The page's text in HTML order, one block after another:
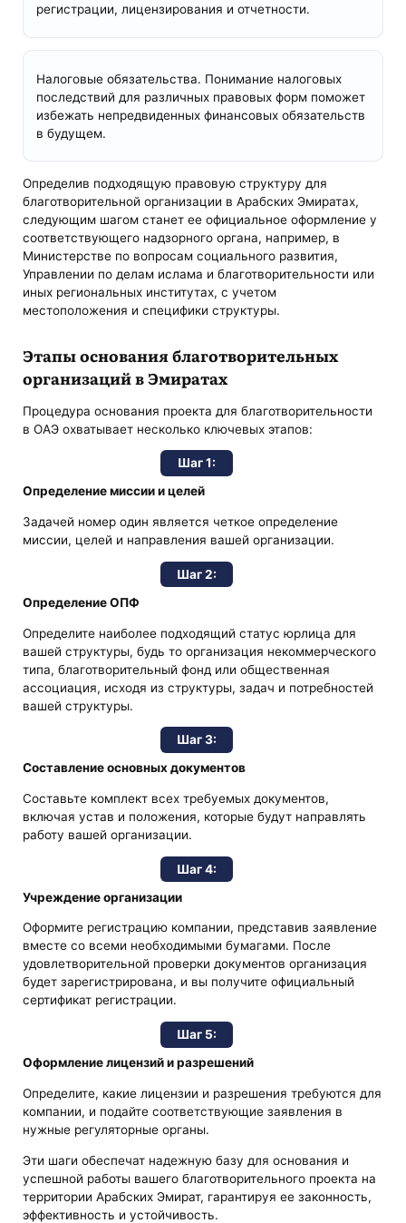
регистрации, лицензирования и отчетности.
Налоговые обязательства. Понимание налоговых
последствий для различных правовых форм поможет
избежать непредвиденных финансовых обязательств
в будущем.
Определив подходящую правовую структуру для
благотворительной организации в Арабских Эмиратах,
следующим шагом станет ее официальное оформление у
соответствующего надзорного органа, например, в
Министерстве по вопросам социального развития,
Управлении по делам ислама и благотворительности или
иных региональных институтах, с учетом
местоположения и специфики структуры.
Этапы основания благотворительных
организаций в Эмиратах
Процедура основания проекта для благотворительности
в ОАЭ охватывает несколько ключевых этапов:
Шаг 1:
Определение миссии и целей
Задачей номер один является четкое определение
миссии, целей и направления вашей организации.
Шаг 2:
Определение ОПФ
Определите наиболее подходящий статус юрлица для
вашей структуры, будь то организация некоммерческого
типа, благотворительный фонд или общественная
ассоциация, исходя из структуры, задач и потребностей
вашей структуры.
Шаг 3:
Составление основных документов
Составьте комплект всех требуемых документов,
включая устав и положения, которые будут направлять
работу вашей организации.
Шаг 4:
Учреждение организации
Оформите регистрацию компании, представив заявление
вместе со всеми необходимыми бумагами. После
удовлетворительной проверки документов организация
будет зарегистрирована, и вы получите официальный
сертификат регистрации.
Шаг 5:
Оформление лицензий и разрешений
Определите, какие лицензии и разрешения требуются для
компании, и подайте соответствующие заявления в
нужные регуляторные органы.
Эти шаги обеспечат надежную базу для основания и
успешной работы вашего благотворительного проекта на
территории Арабских Эмират, гарантируя ее законность,
эффективность и устойчивость.